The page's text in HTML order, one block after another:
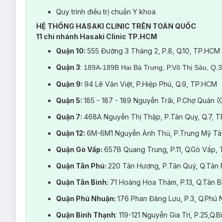
Chia Seed
là một loại siêu thực phẩm cung cấp hàm lượng
dụng với sức khỏe,Chia Seedcòn là hạt có công dụng làm
tục, việc bổ sung các loại dưỡng chất tăng cường sức đề
lành tính, phù hợp cho mọi loại da kể cả da nhạy cảm. Trong
Chia Seed được các nhà khoa học chứng minh là
đó cơ thể sẽ ít bị lão hóa hơn. Omega-3 ALA kết hợp với
Quy trình điều trị chuẩn Y khoa
HỆ THỐNG HASAKI CLINIC TRÊN TOÀN QUỐC
11 chi nhánh Hasaki Clinic TP.HCM
Quận 10: 555 Đường 3 Tháng 2, P.8, Q.10, TP.HCM
Quận 3: 189A-189B Hai Bà Trưng, P.Võ Thị Sáu,
Quận 9: 94 Lê Văn Việt, P.Hiệp Phú, Q.9, TP.HCM
Quận 5: 185 - 187 - 189 Nguyễn Trãi, P.Chợ Quán
Quận 7: 468A Nguyễn Thị Thập, P.Tân Quy, Q.7,
Quận 12: 6M-6M1 Nguyễn Ảnh Thủ, P.Trung Mỹ
Quận Gò Vấp: 657B Quang Trung, P.11, Q.Gò Vấp,
Quận Tân Phú: 220 Tân Hương, P.Tân Quý, Q.Tân
Quận Tân Bình: 71 Hoàng Hoa Thám, P.13, Q.Tân
Quận Phú Nhuận: 176 Phan Đăng Lưu, P.3, Q.Phú
Quận Bình Thạnh: 119-121 Nguyễn Gia Trí,